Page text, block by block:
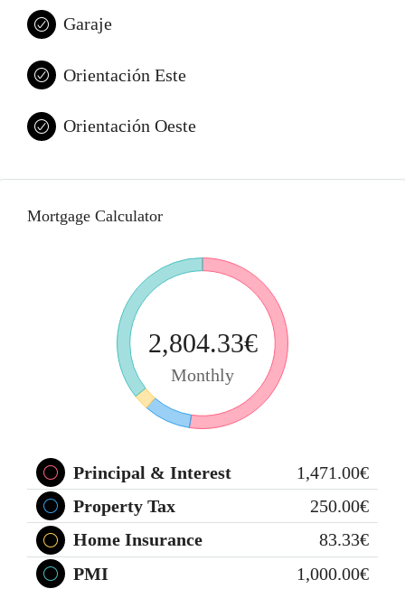
Garaje
Orientación Este
Orientación Oeste
Mortgage Calculator
2,804.33€‎
Monthly
Principal & Interest
1,471.00€‎
Property Tax
250.00€‎
Home Insurance
83.33€‎
PMI
1,000.00€‎